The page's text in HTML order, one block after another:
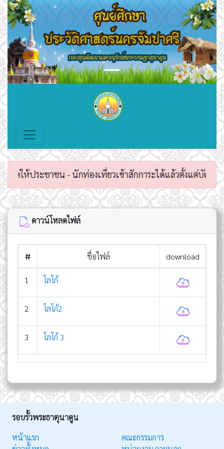
Previous Next
ปิดให้ประชาชน - นักท่องเที่ยวเข้าสักการะได้แล้วตั้งแต่บัดนี้เ
ดาวน์โหลดไฟล์
# ชื่อไฟล์ download
1 โลโก้
2 โลโก้2
3 โลโก้ 3
รอบรั้วพระธาตุนาดูน
หน้าแรก
คณะกรรมการ